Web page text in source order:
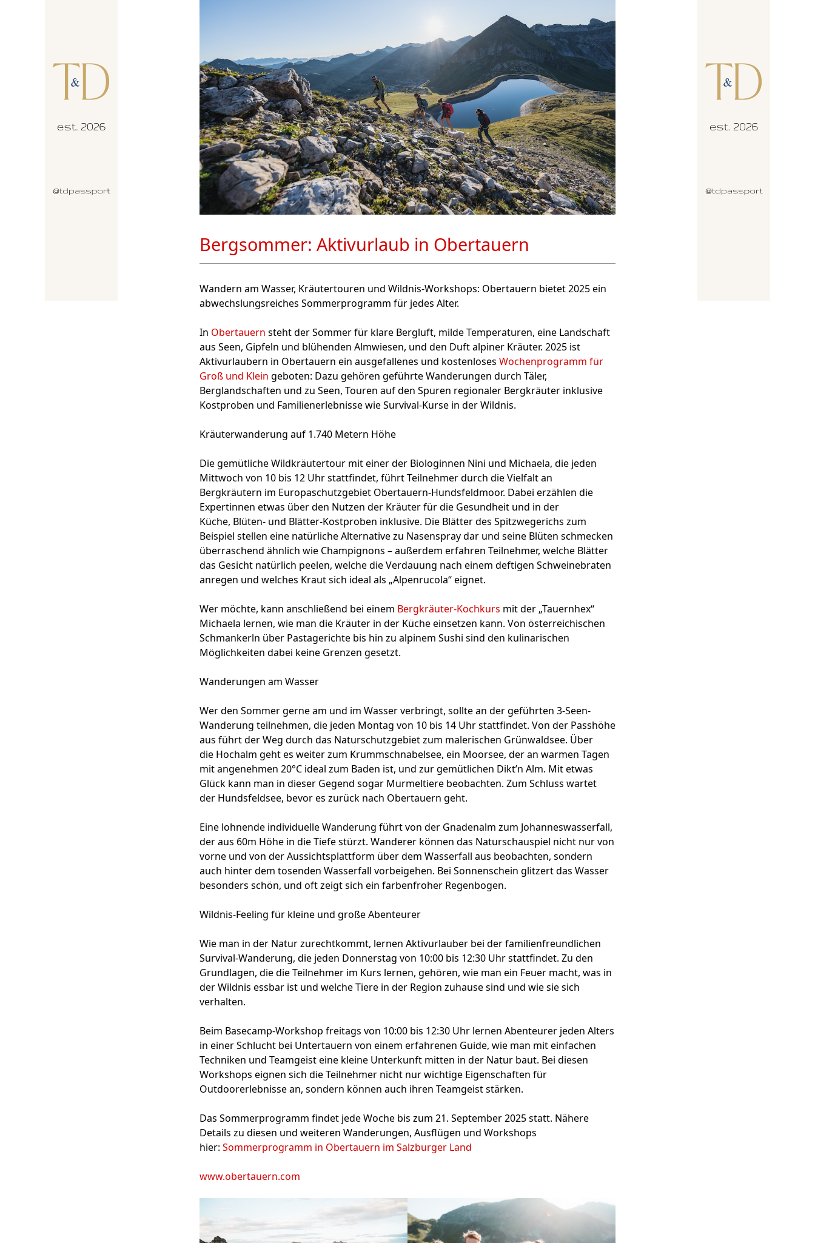
Bergsommer: Aktivurlaub in Obertauern
Wandern am Wasser, Kräutertouren und Wildnis-Workshops: Obertauern bietet 2025 ein
abwechslungsreiches Sommerprogramm für jedes Alter.
In Obertauern steht der Sommer für klare Bergluft, milde Temperaturen, eine Landschaft
aus Seen, Gipfeln und blühenden Almwiesen, und den Duft alpiner Kräuter. 2025 ist
Aktivurlaubern in Obertauern ein ausgefallenes und kostenloses Wochenprogramm für
Groß und Klein geboten: Dazu gehören geführte Wanderungen durch Täler,
Berglandschaften und zu Seen, Touren auf den Spuren regionaler Bergkräuter inklusive
Kostproben und Familienerlebnisse wie Survival-Kurse in der Wildnis.
Kräuterwanderung auf 1.740 Metern Höhe
Die gemütliche Wildkräutertour mit einer der Biologinnen Nini und Michaela, die jeden
Mittwoch von 10 bis 12 Uhr stattfindet, führt Teilnehmer durch die Vielfalt an
Bergkräutern im Europaschutzgebiet Obertauern-Hundsfeldmoor. Dabei erzählen die
Expertinnen etwas über den Nutzen der Kräuter für die Gesundheit und in der
Küche, Blüten- und Blätter-Kostproben inklusive. Die Blätter des Spitzwegerichs zum
Beispiel stellen eine natürliche Alternative zu Nasenspray dar und seine Blüten schmecken
überraschend ähnlich wie Champignons – außerdem erfahren Teilnehmer, welche Blätter
das Gesicht natürlich peelen, welche die Verdauung nach einem deftigen Schweinebraten
anregen und welches Kraut sich ideal als „Alpenrucola“ eignet.
Wer möchte, kann anschließend bei einem Bergkräuter-Kochkurs mit der „Tauernhex“
Michaela lernen, wie man die Kräuter in der Küche einsetzen kann. Von österreichischen
Schmankerln über Pastagerichte bis hin zu alpinem Sushi sind den kulinarischen
Möglichkeiten dabei keine Grenzen gesetzt.
Wanderungen am Wasser
Wer den Sommer gerne am und im Wasser verbringt, sollte an der geführten 3-Seen-
Wanderung teilnehmen, die jeden Montag von 10 bis 14 Uhr stattfindet. Von der Passhöhe
aus führt der Weg durch das Naturschutzgebiet zum malerischen Grünwaldsee. Über
die Hochalm geht es weiter zum Krummschnabelsee, ein Moorsee, der an warmen Tagen
mit angenehmen 20°C ideal zum Baden ist, und zur gemütlichen Dikt’n Alm. Mit etwas
Glück kann man in dieser Gegend sogar Murmeltiere beobachten. Zum Schluss wartet
der Hundsfeldsee, bevor es zurück nach Obertauern geht.
Eine lohnende individuelle Wanderung führt von der Gnadenalm zum Johanneswasserfall,
der aus 60m Höhe in die Tiefe stürzt. Wanderer können das Naturschauspiel nicht nur von
vorne und von der Aussichtsplattform über dem Wasserfall aus beobachten, sondern
auch hinter dem tosenden Wasserfall vorbeigehen. Bei Sonnenschein glitzert das Wasser
besonders schön, und oft zeigt sich ein farbenfroher Regenbogen.
Wildnis-Feeling für kleine und große Abenteurer
Wie man in der Natur zurechtkommt, lernen Aktivurlauber bei der familienfreundlichen
Survival-Wanderung, die jeden Donnerstag von 10:00 bis 12:30 Uhr stattfindet. Zu den
Grundlagen, die die Teilnehmer im Kurs lernen, gehören, wie man ein Feuer macht, was in
der Wildnis essbar ist und welche Tiere in der Region zuhause sind und wie sie sich
verhalten.
Beim Basecamp-Workshop freitags von 10:00 bis 12:30 Uhr lernen Abenteurer jeden Alters
in einer Schlucht bei Untertauern von einem erfahrenen Guide, wie man mit einfachen
Techniken und Teamgeist eine kleine Unterkunft mitten in der Natur baut. Bei diesen
Workshops eignen sich die Teilnehmer nicht nur wichtige Eigenschaften für
Outdoorerlebnisse an, sondern können auch ihren Teamgeist stärken.
Das Sommerprogramm findet jede Woche bis zum 21. September 2025 statt. Nähere
Details zu diesen und weiteren Wanderungen, Ausflügen und Workshops
hier: Sommerprogramm in Obertauern im Salzburger Land
www.obertauern.com